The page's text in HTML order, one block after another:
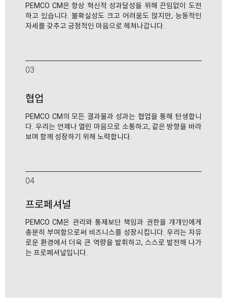
PEMCO CM은 항상 혁신적 성과달성을 위해 끈임없이 도전
하고 있습니다. 불확실성도 크고 어려움도 많지만, 능동적인
자세를 갖추고 긍정적인 마음으로 헤쳐나갑니다.
03
협업
PEMCO CM의 모든 결과물과 성과는 협업을 통해 탄생합니
다. 우리는 언제나 열린 마음으로 소통하고, 같은 방향을 바라
보며 함께 성장하기 위해 노력합니다.
04
프로페셔널
PEMCO CM은 관리와 통제보단 책임과 권한을 개개인에게
충분히 부여함으로써 비즈니스를 성장시킵니다. 우리는 자유
로운 환경에서 더욱 큰 역량을 발휘하고, 스스로 발전해 나가
는 프로페셔널입니다.